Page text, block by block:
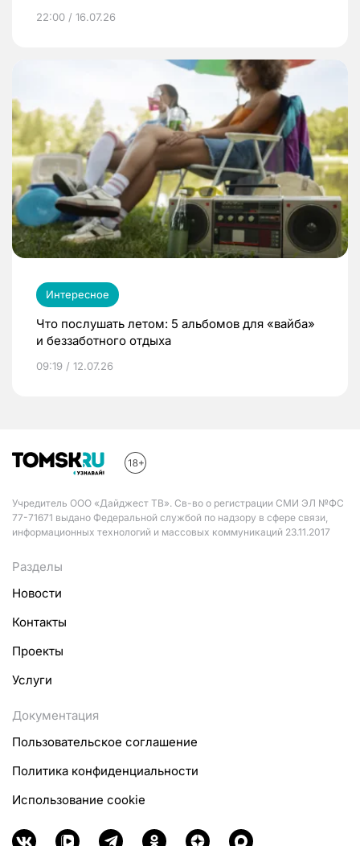
22:00 / 16.07.26
Интересное
Что послушать летом: 5 альбомов для «вайба»
и беззаботного отдыха
09:19 / 12.07.26
Учредитель ООО «Дайджест ТВ». Св-во о регистрации СМИ ЭЛ №ФС
77-71671 выдано Федеральной службой по надзору в сфере связи,
информационных технологий и массовых коммуникаций 23.11.2017
Разделы
Новости
Контакты
Проекты
Услуги
Документация
Пользовательское соглашение
Политика конфиденциальности
Использование cookie